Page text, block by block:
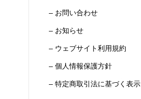
– お問い合わせ
– お知らせ
– ウェブサイト利用規約
– 個人情報保護方針
– 特定商取引法に基づく表示